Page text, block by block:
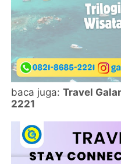
baca juga:Travel
2221